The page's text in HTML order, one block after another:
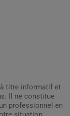
titre informatif et
Il ne constitue
professionnel en